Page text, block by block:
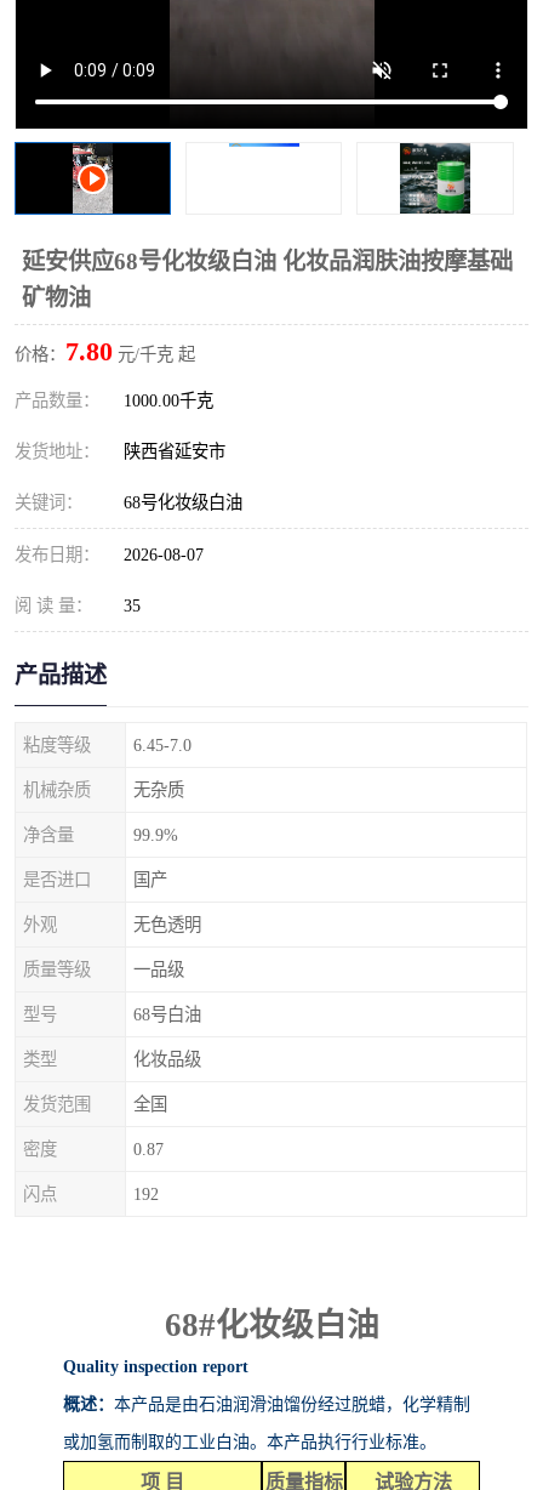
延安供应68号化妆级白油 化妆品润肤油按摩基础
矿物油
价格： 7.80 元/千克 起
产品数量： 1000.00千克
发货地址： 陕西省延安市
关键词： 68号化妆级白油
发布日期： 2026-08-07
阅 读 量： 35
产品描述
粘度等级 6.45-7.0
机械杂质 无杂质
净含量 99.9%
是否进口 国产
外观 无色透明
质量等级 一品级
型号 68号白油
类型 化妆品级
发货范围 全国
密度 0.87
闪点 192
68#化妆级白油
Quality inspection report
概述： 本产品是由石油润滑油馏份经过脱蜡，化学精制
或加氢而制取的工业白油。本产品执行行业标准。
项 目 质量指标 试验方法